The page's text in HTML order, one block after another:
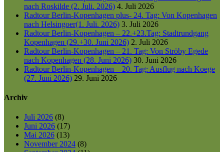
nach Roskilde (2. Juli. 2026) 4. Juli 2026
Radtour Berlin-Kopenhagen plus- 24. Tag: Von Kopenhagen
nach Helsingoer(1. Juli. 2026) 3. Juli 2026
Radtour Berlin-Kopenhagen – 22.+23.Tag: Stadtrundgang
Kopenhagen (29.+30. Juni 2026) 2. Juli 2026
Radtour Berlin-Kopenhagen – 21. Tag: Von Ströby Egede
nach Kopenhagen (28. Juni 2026) 30. Juni 2026
Radtour Berlin-Kopenhagen – 20. Tag: Ausflug nach Koege
(27. Juni 2026) 29. Juni 2026
Archiv
Juli 2026 (8)
Juni 2026 (17)
Mai 2026 (13)
November 2024 (8)